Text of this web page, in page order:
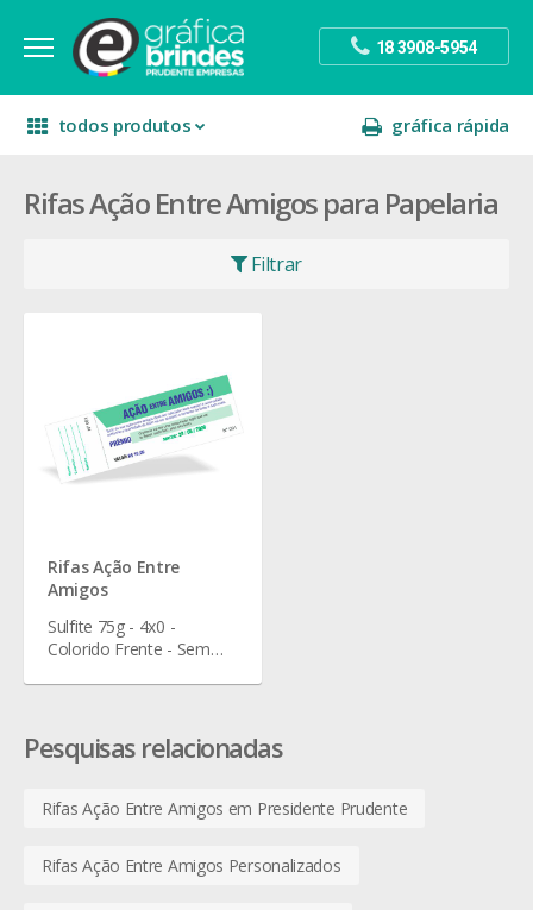
18 3908-5954
todos produtos gráfica rápida
escritório divulgação sinalização
festa
Rifas Ação Entre Amigos para Papelaria
Filtrar
Rifas Ação Entre
Amigos
Sulfite 75g - 4x0 -
Colorido Frente - Sem
Pesquisas relacionadas
Rifas Ação Entre Amigos em Presidente Prudente
Rifas Ação Entre Amigos Personalizados